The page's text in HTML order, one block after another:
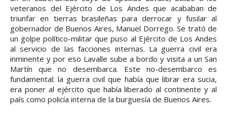
veteranos del Ejército de Los Andes que acababan de
triunfar en tierras brasileñas para derrocar y fusilar al
gobernador de Buenos Aires, Manuel Dorrego. Se trató de
un golpe político-militar que puso al Ejército de Los Andes
al servicio de las facciones internas. La guerra civil era
inminente y por eso Lavalle sube a bordo y visita a un San
Martín que no desembarca. Este no-desembarco es
fundamental: la guerra civil que había que librar era sucia,
era poner al ejército que había liberado al continente y al
país como policía interna de la burguesía de Buenos Aires.